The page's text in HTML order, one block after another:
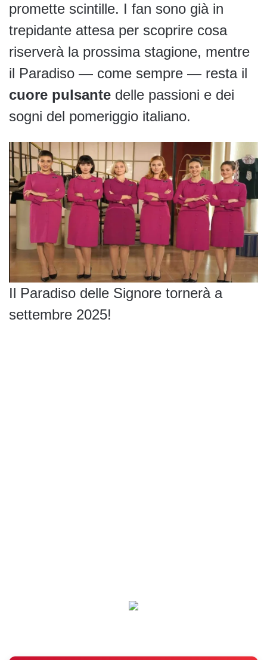
promette scintille. I fan sono già in
trepidante attesa per scoprire cosa
riserverà la prossima stagione, mentre
il Paradiso — come sempre — resta il
cuore pulsante delle passioni e dei
sogni del pomeriggio italiano.
Il Paradiso delle Signore tornerà a
settembre 2025!